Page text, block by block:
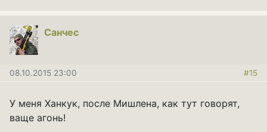
Санчес
08.10.2015 23:00 #15
У меня Ханкук, после Мишлена, как тут говорят,
ваще агонь!